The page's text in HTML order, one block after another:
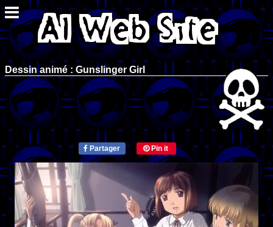
Dessin animé : Gunslinger Girl
Partager Pin it